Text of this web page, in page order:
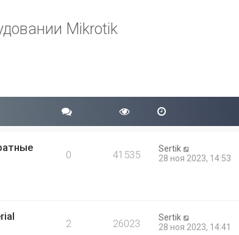
Mikrotik
0 41535
Sertik
28 ноя 2023, 14:53
2 26023
Sertik
28 ноя 2023, 14:41